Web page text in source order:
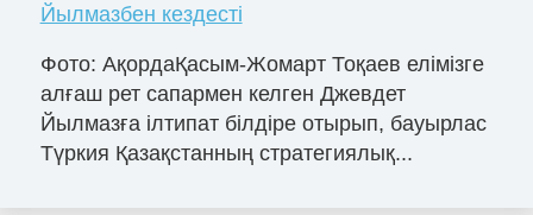
Йылмазбен кездесті
Фото: АқордаҚасым-Жомарт Тоқаев елімізге
алғаш рет сапармен келген Джевдет
Йылмазға ілтипат білдіре отырып, бауырлас
Түркия Қазақстанның стратегиялық...